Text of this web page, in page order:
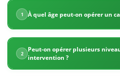
est
le
prix
d'une
chirurgie
du
canal
lombaire
1 À quel âge peut-on opérer un
2
Peut-on opérer plusieurs
intervention ?